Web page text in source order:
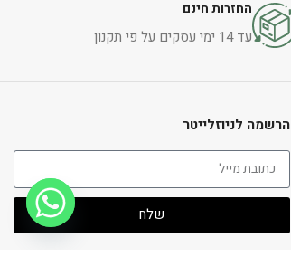
החזרות חינם
עד 14 ימי עסקים על פי תקנון
הרשמה לניוזלייטר
שלח